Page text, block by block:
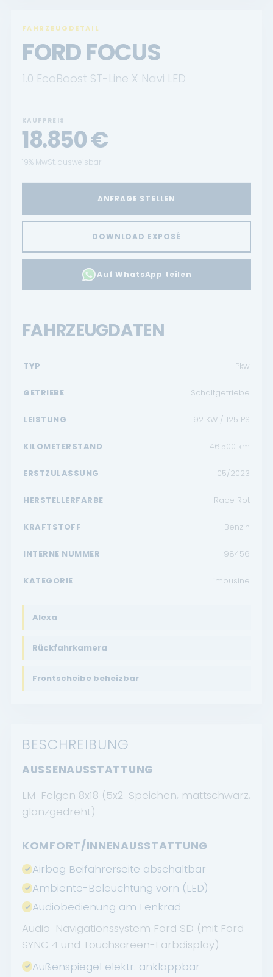
Qualitätsversprechen
Tankstelle
KONTAKT
FAHRZEUGDETAIL
FORD FOCUS
1.0 EcoBoost ST-Line X Navi LED
KAUFPREIS
18.850€
19% MwSt. ausweisbar
ANFRAGE STELLEN
DOWNLOAD EXPOSÉ
Auf WhatsApp teilen
FAHRZEUGDATEN
TYP Pkw
GETRIEBE Schaltgetriebe
LEISTUNG 92 KW / 125 PS
KILOMETERSTAND 46.500 km
ERSTZULASSUNG 05/2023
HERSTELLERFARBE Race Rot
KRAFTSTOFF Benzin
INTERNE NUMMER 98456
KATEGORIE Limousine
Alexa
Rückfahrkamera
Frontscheibe beheizbar
BESCHREIBUNG
AUSSENAUSSTATTUNG
LM-Felgen 8x18 (5x2-Speichen, mattschwarz,
glanzgedreht)
KOMFORT/INNENAUSSTATTUNG
Airbag Beifahrerseite abschaltbar
Ambiente-Beleuchtung vorn (LED)
Audiobedienung am Lenkrad
Audio-Navigationssystem Ford SD (mit Ford
SYNC 4 und Touchscreen-Farbdisplay)
Außenspiegel elektr. anklappbar